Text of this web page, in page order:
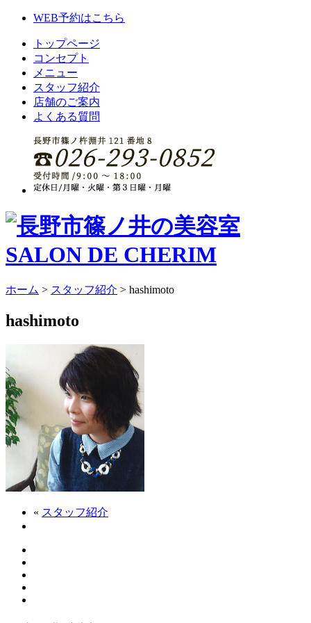
WEB予約はこちら
トップページ
コンセプト
メニュー
スタッフ紹介
店舗のご案内
よくある質問
ホーム > スタッフ紹介 > hashimoto
hashimoto
« スタッフ紹介